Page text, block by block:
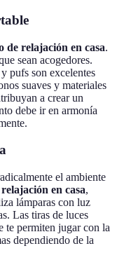
de relajación en casa.
sean acogedores.
pufs son excelentes
suaves y materiales
a crear un
debe ir en armonía
el ambiente
en casa,
lámparas con luz
Las tiras de luces
te permiten jugar con la
dependiendo de la